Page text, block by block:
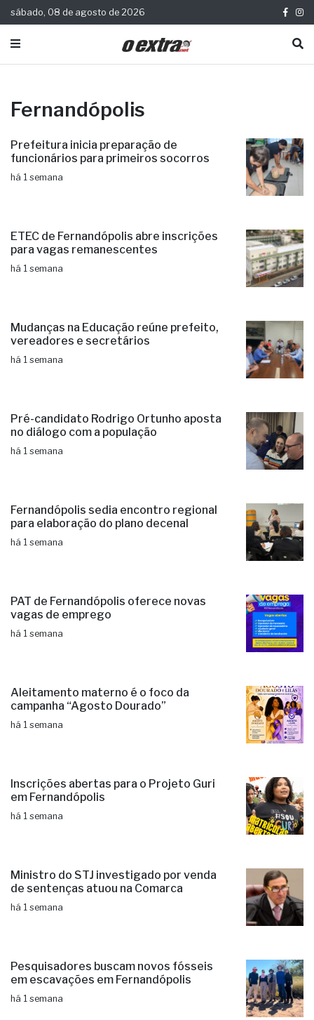
sábado, 08 de agosto de 2026
Fernandópolis
Prefeitura inicia preparação de
funcionários para primeiros socorros
há 1 semana
ETEC de Fernandópolis abre inscrições
para vagas remanescentes
há 1 semana
Mudanças na Educação reúne prefeito,
vereadores e secretários
há 1 semana
Pré-candidato Rodrigo Ortunho aposta
no diálogo com a população
há 1 semana
Fernandópolis sedia encontro regional
para elaboração do plano decenal
há 1 semana
PAT de Fernandópolis oferece novas
vagas de emprego
há 1 semana
Aleitamento materno é o foco da
campanha “Agosto Dourado”
há 1 semana
Inscrições abertas para o Projeto Guri
em Fernandópolis
há 1 semana
Ministro do STJ investigado por venda
de sentenças atuou na Comarca
há 1 semana
Pesquisadores buscam novos fósseis
em escavações em Fernandópolis
há 1 semana